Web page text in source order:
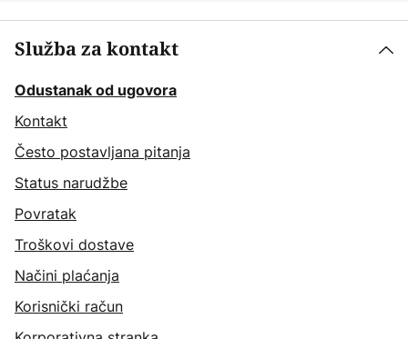
Služba za kontakt
Odustanak od ugovora
Kontakt
Često postavljana pitanja
Status narudžbe
Povratak
Troškovi dostave
Načini plaćanja
Korisnički račun